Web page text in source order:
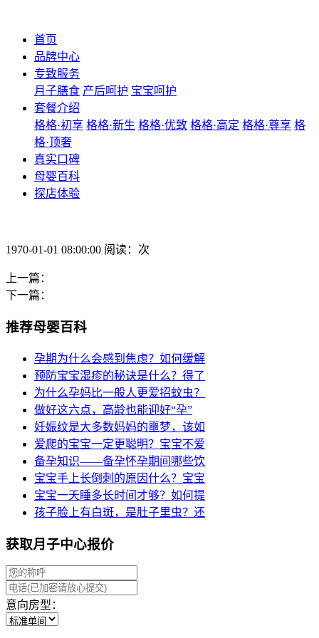
首页
品牌中心
专致服务
月子膳食 产后呵护 宝宝呵护
套餐介绍
格格·初享 格格·新生 格格·优致 格格·高定 格格·尊享 格
格·顶奢
真实口碑
母婴百科
探店体验
1970-01-01 08:00:00 阅读：次
上一篇：
下一篇：
推荐母婴百科
孕期为什么会感到焦虑？如何缓解
预防宝宝湿疹的秘诀是什么？得了
为什么孕妈比一般人更爱招蚊虫？
做好这六点，高龄也能迎好“孕”
妊娠纹是大多数妈妈的噩梦，该如
爱爬的宝宝一定更聪明？宝宝不爱
备孕知识——备孕怀孕期间哪些饮
宝宝手上长倒刺的原因什么？宝宝
宝宝一天睡多长时间才够？如何提
孩子脸上有白斑，是肚子里虫？还
获取月子中心报价
意向房型：